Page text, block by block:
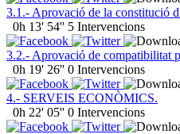
3.1.- Aprovació de la constitució
0h 13' 54'' 5 Intervencions
3.2.- Aprovació de compatibilitat
0h 19' 26'' 0 Intervencions
4.- SERVEIS ECONÒMICS.
0h 22' 05'' 0 Intervencions